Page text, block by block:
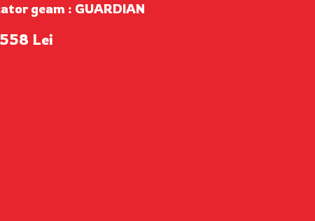
geam : GUARDIAN
Lei